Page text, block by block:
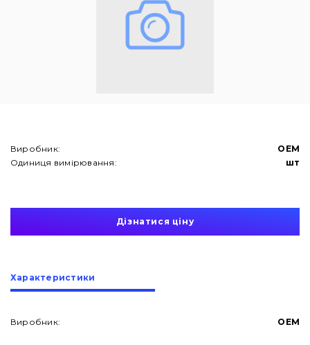
Про нас
Контакти
Виробник:
OEM
Одиниця вимірювання:
шт
Дізнатися ціну
Характеристики
Виробник: OEM